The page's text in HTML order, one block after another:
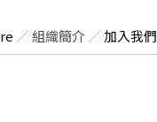
／組織簡介 ／加入我們